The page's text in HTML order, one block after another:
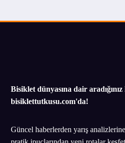
Bisiklet dünyasına dair aradığınız
bisiklettutkusu.com'da!
Güncel haberlerden yarış